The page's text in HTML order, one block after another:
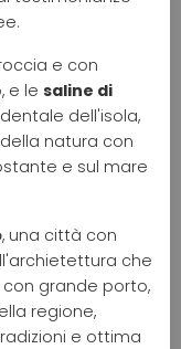
e con
e le saline di
dell'isola,
natura con
e sul mare
, una città con
che
grande porto,
regione,
e ottima